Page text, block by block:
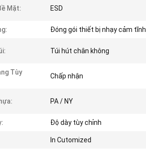
Mặt: ESD
Đóng gói thiết bị nhạy cảm tĩnh
Túi hút chân không
Tùy
Chấp nhận
PA / NY
Độ dày tùy chỉnh
In Cutomized